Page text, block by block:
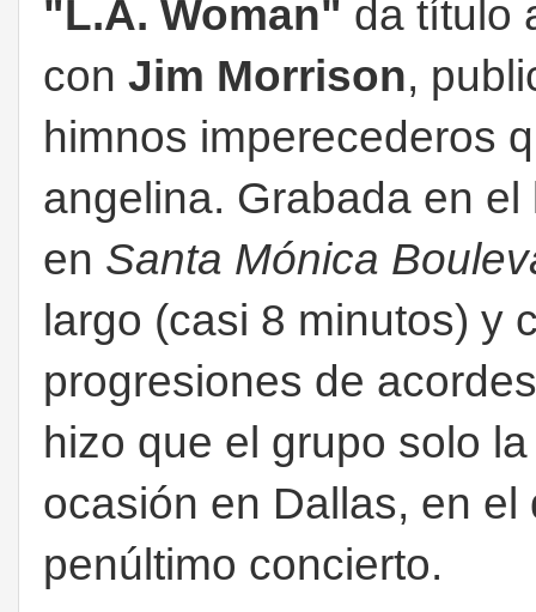
"L.A. Woman" da título
con Jim Morrison,
himnos imperecederos
angelina. Grabada en
en Santa Mónica
largo (casi 8 minutos) y
progresiones de
hizo que el grupo solo
ocasión en Dallas, en
penúltimo concierto.